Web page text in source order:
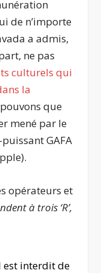
de n’importe
a admis,
ne pas
culturels qui
la
que
mené par le
GAFA
opérateurs et
à trois ‘R’,
est interdit de